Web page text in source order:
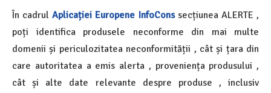
În cadrul Aplicației Europene InfoCons secțiunea ALERTE ,
poți identifica produsele neconforme din mai multe
domenii și periculozitatea neconformității , cât și țara din
care autoritatea a emis alerta , proveniența produsului ,
cât și alte date relevante despre produse , inclusiv